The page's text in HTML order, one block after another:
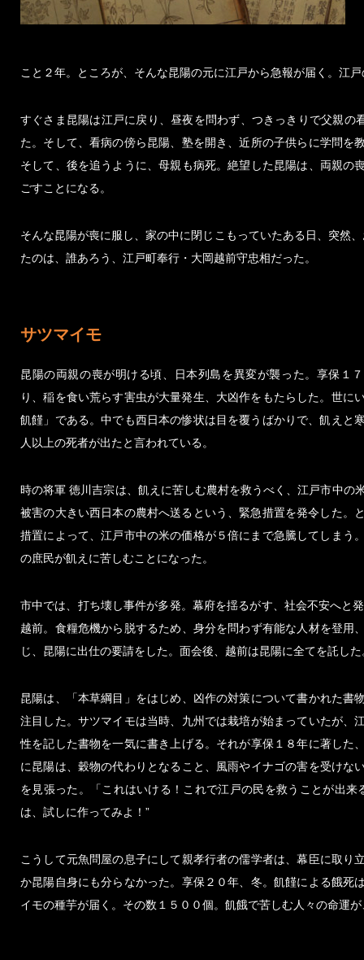
こと２年。ところが、そんな昆陽の元に江戸から急報が届く。江
すぐさま昆陽は江戸に戻り、昼夜を問わず、つきっきりで父親の
た。そして、看病の傍ら昆陽、塾を開き、近所の子供らに学問
そして、後を追うように、母親も病死。絶望した昆陽は、両親
ごすことになる。
そんな昆陽が喪に服し、家の中に閉じこもっていたある日、突然
たのは、誰あろう、江戸町奉行・大岡越前守忠相だった。
サツマイモ
昆陽の両親の喪が明ける頃、日本列島を異変が襲った。享保１
り、稲を食い荒らす害虫が大量発生、大凶作をもたらした。世に
飢饉」である。中でも西日本の惨状は目を覆うばかりで、飢えと
人以上の死者が出たと言われている。
時の将軍 徳川吉宗は、飢えに苦しむ農村を救うべく、江戸市中の
被害の大きい西日本の農村へ送るという、緊急措置を発令した。
措置によって、江戸市中の米の価格が５倍にまで急騰してしまう
の庶民が飢えに苦しむことになった。
市中では、打ち壊し事件が多発。幕府を揺るがす、社会不安へと
越前。食糧危機から脱するため、身分を問わず有能な人材を登
じ、昆陽に出仕の要請をした。面会後、越前は昆陽に全てを託した
昆陽は、「本草綱目」をはじめ、凶作の対策について書かれた
注目した。サツマイモは当時、九州では栽培が始まっていたが
性を記した書物を一気に書き上げる。それが享保１８年に著し
に昆陽は、穀物の代わりとなること、風雨やイナゴの害を受け
を見張った。「これはいける！これで江戸の民を救うことが出
は、試しに作ってみよ！”
こうして元魚問屋の息子にして親孝行者の儒学者は、幕臣に取
か昆陽自身にも分らなかった。享保２０年、冬。飢饉による餓
イモの種芋が届く。その数１５００個。飢餓で苦しむ人々の命運